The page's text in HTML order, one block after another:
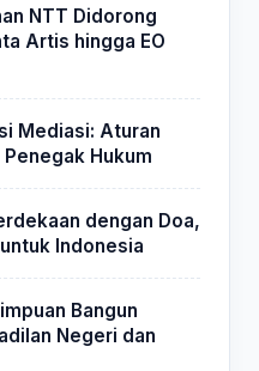
NTT Didorong
Artis hingga EO
Mediasi: Aturan
Hukum
dengan Doa,
Indonesia
Bangun
Negeri dan